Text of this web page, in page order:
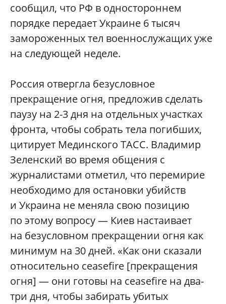
сообщил, что РФ в одностороннем
порядке передает Украине 6 тысяч
замороженных тел военнослужащих уже
на следующей неделе.
Россия отвергла безусловное
прекращение огня, предложив сделать
паузу на 2-3 дня на отдельных участках
фронта, чтобы собрать тела погибших,
цитирует Мединского ТАСС. Владимир
Зеленский во время общения с
журналистами отметил, что перемирие
необходимо для остановки убийств
и Украина не меняла свою позицию
по этому вопросу — Киев настаивает
на безусловном прекращении огня как
минимум на 30 дней. «Как они сказали
относительно ceasefire [прекращения
огня] — они готовы на ceasefire на два-
три дня, чтобы забирать убитых